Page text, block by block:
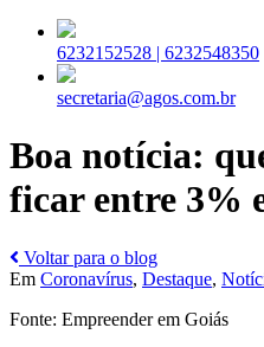
6232152528 | 6232548350
secretaria@agos.com.br
Boa notícia:
ficar entre 3%
Voltar para o blog
Em Coronavírus, Destaque,
Fonte: Empreender em Goiás